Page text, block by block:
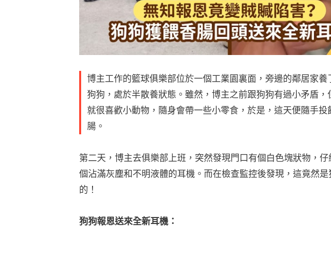
博主工作的籃球俱樂部位於一個工業園裏面，旁邊的鄰居家養
狗狗，處於半散養狀態。雖然，博主之前跟狗狗有過小矛盾，
就很喜歡小動物，隨身會帶一些小零食，於是，這天便隨手投
腸。
第二天，博主去俱樂部上班，突然發現門口有個白色塊狀物，仔
個沾滿灰塵和不明液體的耳機。而在檢查監控後發現，這竟然是
的！
狗狗報恩送來全新耳機：